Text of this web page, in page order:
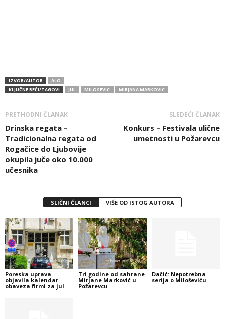
IZVOR/AUTOR
ALO
KLJUČNE REČI/TAGOVI
JUL MILOSEVIC MIRJANA MARKOVIC
PRETHODNI ČLANAK
Drinska regata –
Tradicionalna regata od
Rogačice do Ljubovije
okupila juče oko 10.000
učesnika
SLEDEĆI ČLANAK
Konkurs – Festivala ulične
umetnosti u Požarevcu
SLIČNI ČLANCI VIŠE OD ISTOG AUTORA
Poreska uprava
objavila kalendar
obaveza firmi za jul
Tri godine od sahrane
Mirjane Marković u
Požarevcu
Dačić: Nepotrebna
serija o Miloševiću